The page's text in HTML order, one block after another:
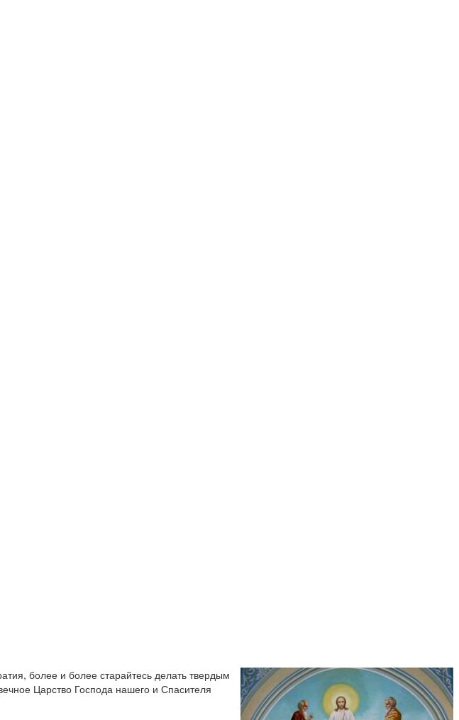
более и более старайтесь делать твердым
Царство Господа нашего и Спасителя